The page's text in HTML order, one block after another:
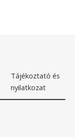
Tájékoztató és
nyilatkozat